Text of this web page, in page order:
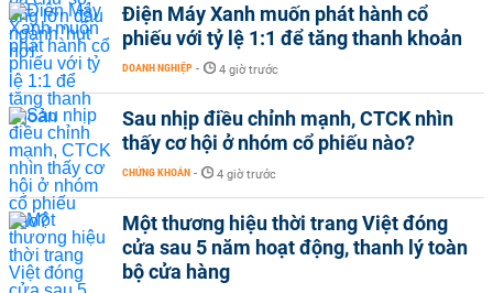
Điện Máy Xanh muốn phát hành cổ
phiếu với tỷ lệ 1:1 để tăng thanh khoản
DOANH NGHIỆP - 4 giờ trước
Sau nhịp điều chỉnh mạnh, CTCK nhìn
thấy cơ hội ở nhóm cổ phiếu nào?
CHỨNG KHOÁN - 4 giờ trước
Một thương hiệu thời trang Việt đóng
cửa sau 5 năm hoạt động, thanh lý toàn
bộ cửa hàng